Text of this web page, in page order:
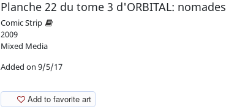
Planche 22 du tome 3 d'ORBITAL: nomades
Comic Strip
2009
Mixed Media
Added on 9/5/17
Add to favorite art